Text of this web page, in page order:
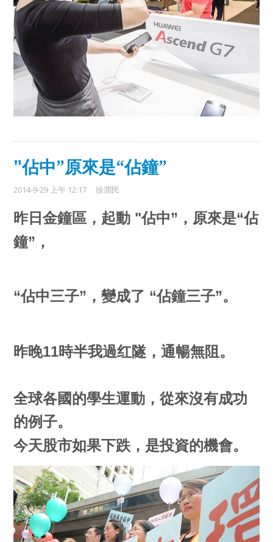
"佔中”原來是“佔鐘”
2014-9-29 上午 12:17 徐潤民
昨日金鐘區，起動 "佔中” ，原來是“佔
鐘” ，
“佔中三子” ，變成了 “佔鐘三子”。
昨晚11時半我過红隧，通暢無阻。
全球各國的學生運動，從來沒有成功
的例子。
今天股市如果下跌，是投資的機會。